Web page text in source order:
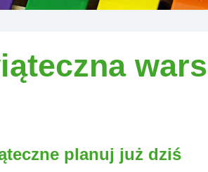
planuj już dziś